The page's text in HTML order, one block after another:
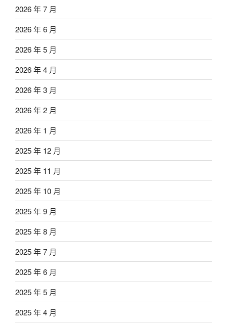
2026 年 7 月
2026 年 6 月
2026 年 5 月
2026 年 4 月
2026 年 3 月
2026 年 2 月
2026 年 1 月
2025 年 12 月
2025 年 11 月
2025 年 10 月
2025 年 9 月
2025 年 8 月
2025 年 7 月
2025 年 6 月
2025 年 5 月
2025 年 4 月